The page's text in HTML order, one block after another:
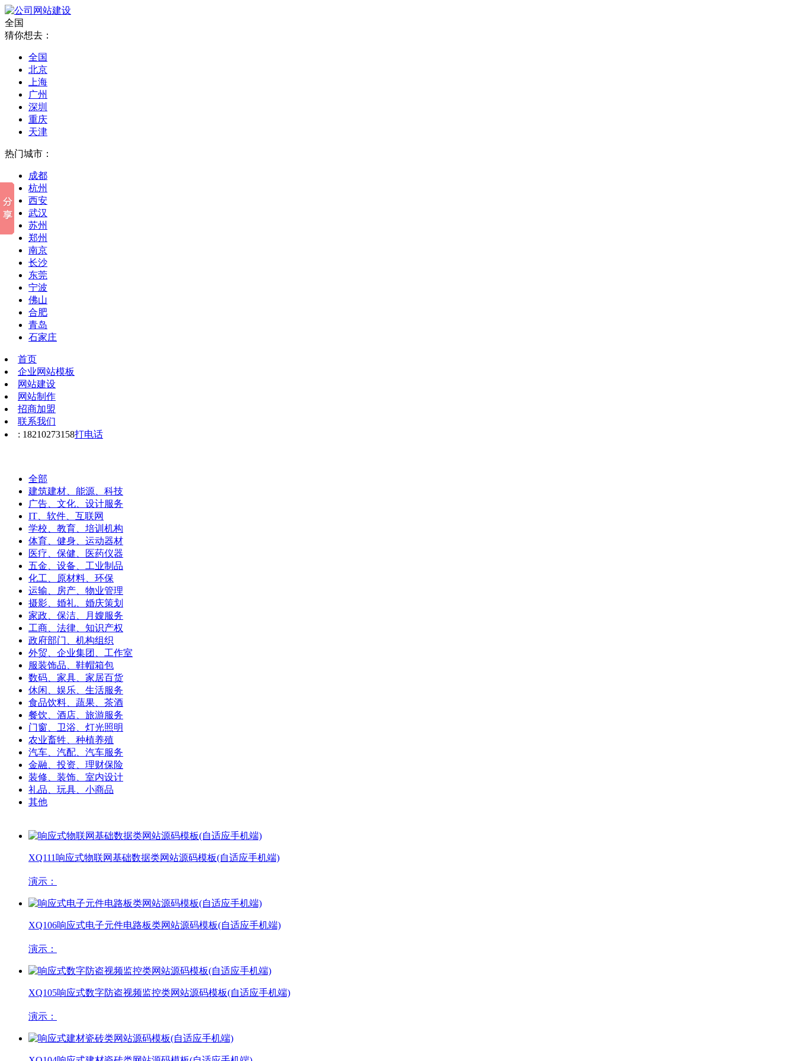
全国
猜你想去：
全国
北京
上海
广州
深圳
重庆
天津
热门城市：
成都
杭州
西安
武汉
苏州
郑州
南京
长沙
东莞
宁波
佛山
合肥
青岛
石家庄
首页
企业网站模板
网站建设
网站制作
招商加盟
联系我们
: 18210273158打电话
全部
建筑建材、能源、科技
广告、文化、设计服务
IT、软件、互联网
学校、教育、培训机构
体育、健身、运动器材
医疗、保健、医药仪器
五金、设备、工业制品
化工、原材料、环保
运输、房产、物业管理
摄影、婚礼、婚庆策划
家政、保洁、月嫂服务
工商、法律、知识产权
政府部门、机构组织
外贸、企业集团、工作室
服装饰品、鞋帽箱包
数码、家具、家居百货
休闲、娱乐、生活服务
食品饮料、蔬果、茶酒
餐饮、酒店、旅游服务
门窗、卫浴、灯光照明
农业畜牲、种植养殖
汽车、汽配、汽车服务
金融、投资、理财保险
装修、装饰、室内设计
礼品、玩具、小商品
其他
XQ111 响应式物联网基础数据类网站源码模板(自适应手机端)
演示：
XQ106响应式电子元件电路板类网站源码模板(自适应手机端)
演示：
XQ105响应式数字防盗视频监控类网站源码模板(自适应手机端)
演示：